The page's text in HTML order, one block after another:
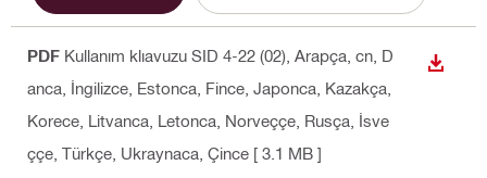
PDF Kullanım klıavuzu SID 4-22 (02) , Arapça, cn, D
anca, İngilizce, Estonca, Fince, Japonca, Kazakça,
Korece, Litvanca, Letonca, Norveççe, Rusça, İsve
ççe, Türkçe, Ukraynaca, Çince [ 3.1 MB ]
İNDIR